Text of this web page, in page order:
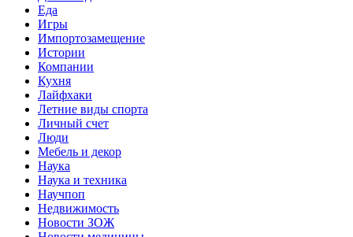
Еда
Игры
Импортозамещение
Истории
Компании
Кухня
Лайфхаки
Летние виды спорта
Личный счет
Люди
Мебель и декор
Наука
Наука и техника
Научпоп
Недвижимость
Новости ЗОЖ